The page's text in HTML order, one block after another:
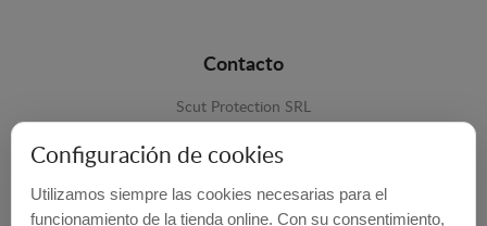
Contacto
Scut Protection SRL
Configuración de cookies
Utilizamos siempre las cookies necesarias para el
funcionamiento de la tienda online. Con su consentimiento,